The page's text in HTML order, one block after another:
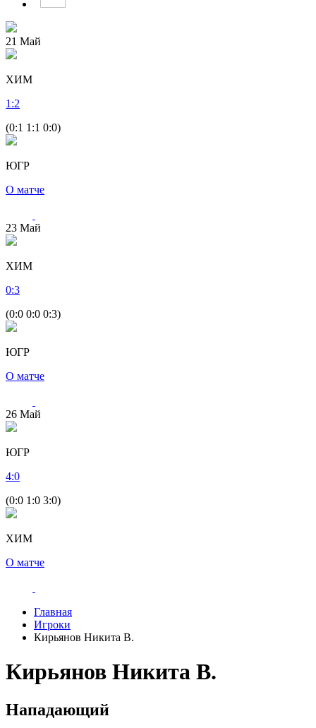
21 Май
ХИМ
1 :2
(0:1 1:1 0:0)
ЮГР
О матче
23 Май
ХИМ
0:3
(0:0 0:0 0:3)
ЮГР
О матче
26 Май
ЮГР
4:0
(0:0 1:0 3:0)
ХИМ
О матче
Главная
Игроки
Кирьянов Никита В.
Кирьянов Никита В.
Нападающий